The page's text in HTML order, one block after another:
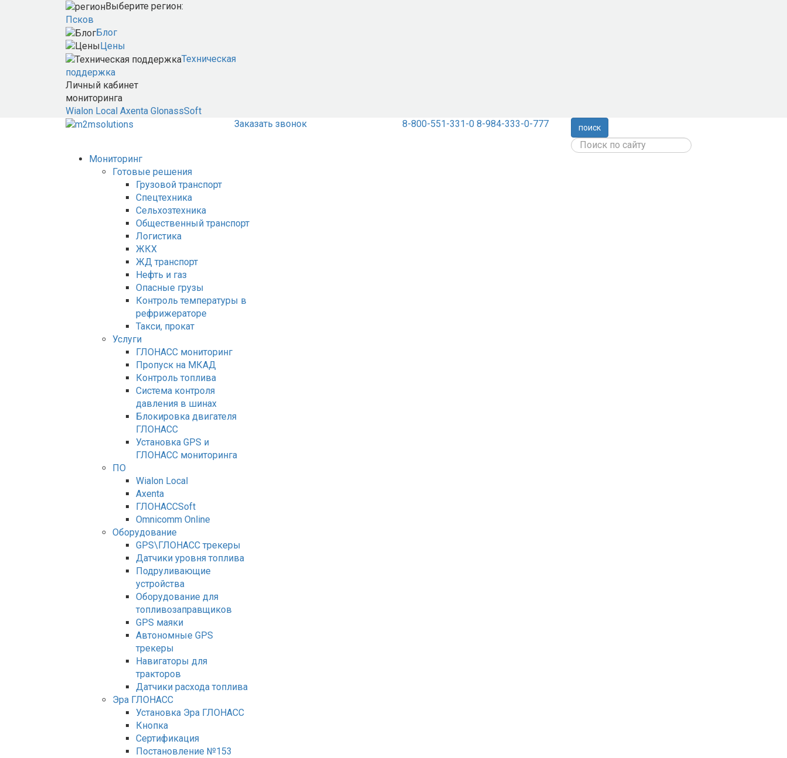
Выберите регион:
Псков
Блог
Цены
Техническая
поддержка
Личный кабинет
мониторинга
Wialon Local Axenta GlonassSoft
Заказать звонок
8-800-551-331-0 8-984-333-0-777 поиск
Мониторинг
Готовые решения
Грузовой транспорт
Спецтехника
Сельхозтехника
Общественный транспорт
Логистика
ЖКХ
ЖД транспорт
Нефть и газ
Опасные грузы
Контроль температуры в
рефрижераторе
Такси, прокат
Услуги
ГЛОНАСС мониторинг
Пропуск на МКАД
Контроль топлива
Система контроля
давления в шинах
Блокировка двигателя
ГЛОНАСС
Установка GPS и
ГЛОНАСС мониторинга
ПО
Wialon Local
Axenta
ГЛОНАССSoft
Оmnicomm Оnline
Оборудование
GPS\ГЛОНАСС трекеры
Датчики уровня топлива
Подруливающие
устройства
Оборудование для
топливозаправщиков
GPS маяки
Автономные GPS
трекеры
Навигаторы для
тракторов
Датчики расхода топлива
Эра ГЛОНАСС
Установка Эра ГЛОНАСС
Кнопка
Сертификация
Постановление №153